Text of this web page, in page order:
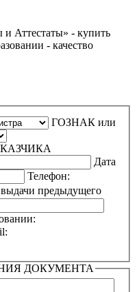
Аттестаты» - купить
- качество
ГОЗНАК или
Дата
Телефон:
предыдущего
ДОКУМЕНТА